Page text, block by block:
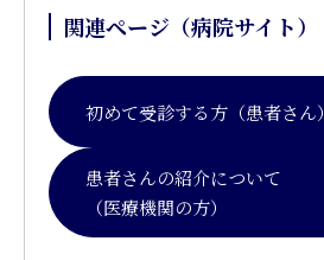
関連ページ（病院サイト）
初めて受診する方（患者さん）
患者さんの紹介について
（医療機関の方）